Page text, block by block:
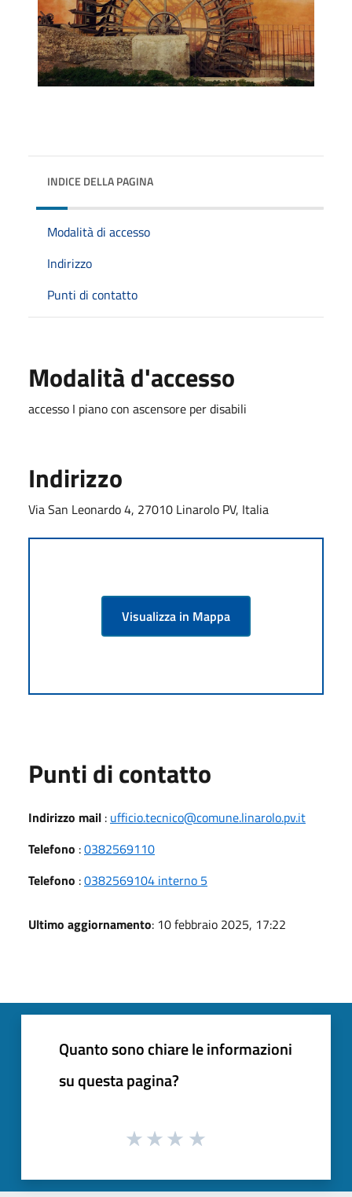
INDICE DELLA PAGINA
Modalità di accesso
Indirizzo
Punti di contatto
Modalità d'accesso
accesso I piano con ascensore per disabili
Indirizzo
Via San Leonardo 4, 27010 Linarolo PV, Italia
Visualizza in Mappa
Punti di contatto
Indirizzo mail : ufficio.tecnico@comune.linarolo.pv.it
Telefono :0382569110
Telefono :0382569104 interno 5
Ultimo aggiornamento: 10 febbraio 2025, 17:22
Quanto sono chiare le informazioni
su questa pagina?